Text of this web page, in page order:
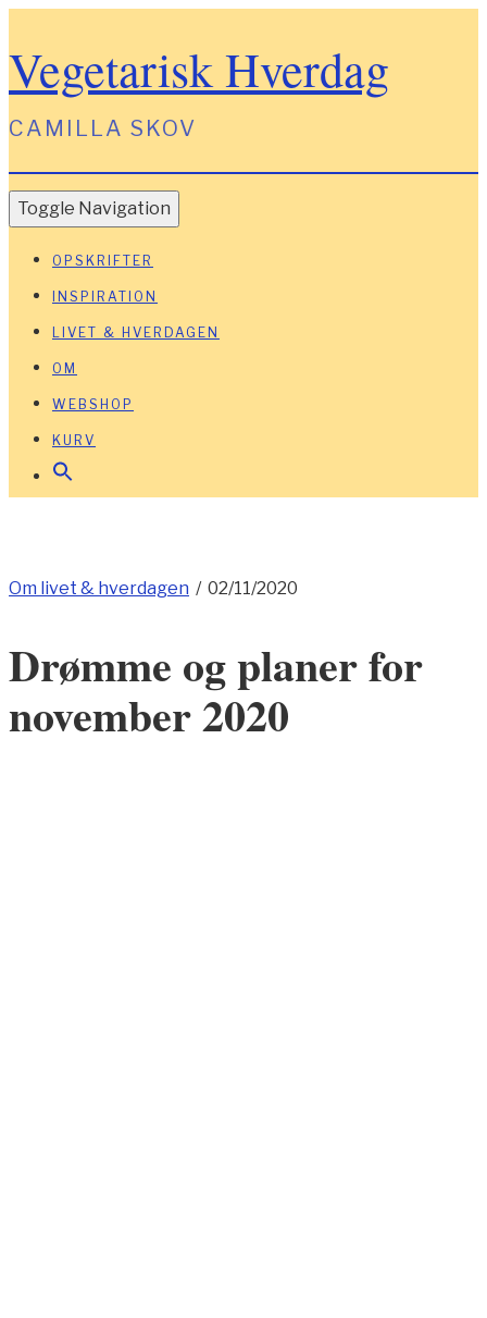
Vegetarisk Hverdag
CAMILLA SKOV
Toggle Navigation
OPSKRIFTER
INSPIRATION
LIVET & HVERDAGEN
OM
WEBSHOP
KURV
Om livet & hverdagen / 02/11/2020
Drømme og planer for
november 2020